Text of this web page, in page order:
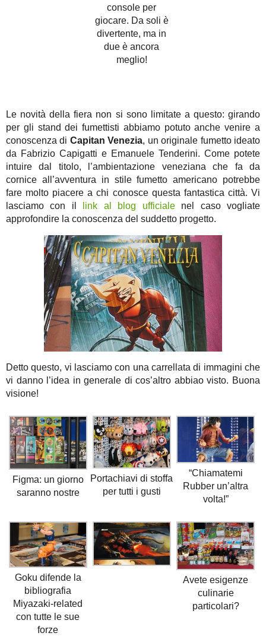
console per
giocare. Da soli è
divertente, ma in
due è ancora
meglio!
Le novità della fiera non si sono limitate a questo: girando
per gli stand dei fumettisti abbiamo potuto anche venire a
conoscenza di Capitan Venezia, un originale fumetto ideato
da Fabrizio Capigatti e Emanuele Tenderini. Come potete
intuire dal titolo, l’ambientazione veneziana che fa da
cornice all’avventura in stile fumetto americano potrebbe
fare molto piacere a chi conosce questa fantastica città. Vi
lasciamo con il
link al blog ufficialenel caso vogliate
approfondire la conoscenza del suddetto progetto.
Detto questo, vi lasciamo con una carrellata di immagini che
vi danno l’idea in generale di cos’altro abbiao visto. Buona
visione!
Figma: un giorno
saranno nostre
Portachiavi di stoffa
per tutti i gusti
“Chiamatemi
Rubber un’altra
volta!”
Goku difende la
bibliografia
Miyazaki-related
con tutte le sue
forze
Avete esigenze
culinarie
particolari?